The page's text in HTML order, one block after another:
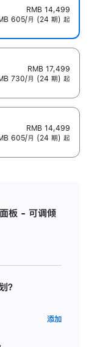
RMB 14,499
605/月 (24 期) 起
RMB 17,499
730/月 (24 期) 起
RMB 14,499
605/月 (24 期) 起
板 - 可调倾
？
添加